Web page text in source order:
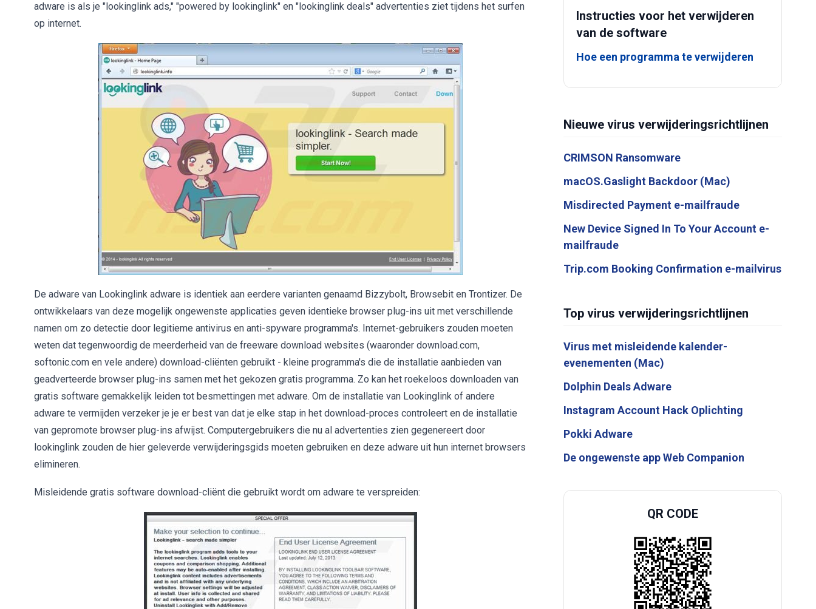
adware is als je "lookinglink ads," "powered by lookinglink" en "lookinglink deals" advertenties ziet tijdens het surfen
op internet.
De adware van Lookinglink adware is identiek aan eerdere varianten genaamd Bizzybolt, Browsebit en Trontizer. De
ontwikkelaars van deze mogelijk ongewenste applicaties geven identieke browser plug-ins uit met verschillende
namen om zo detectie door legitieme antivirus en anti-spyware programma's. Internet-gebruikers zouden moeten
weten dat tegenwoordig de meerderheid van de freeware download websites (waaronder download.com,
softonic.com en vele andere) download-cliënten gebruikt - kleine programma's die de installatie aanbieden van
geadverteerde browser plug-ins samen met het gekozen gratis programma. Zo kan het roekeloos downloaden van
gratis software gemakkelijk leiden tot besmettingen met adware. Om de installatie van Lookinglink of andere
adware te vermijden verzeker je je er best van dat je elke stap in het download-proces controleert en de installatie
van gepromote browser plug-ins afwijst. Computergebruikers die nu al advertenties zien gegenereert door
lookinglink zouden de hier geleverde verwijderingsgids moeten gebruiken en deze adware uit hun internet browsers
elimineren.
Misleidende gratis software download-cliënt die gebruikt wordt om adware te verspreiden:
Instructies voor het verwijderen
van de software
Hoe een programma te verwijderen
Nieuwe virus verwijderingsrichtlijnen
CRIMSON Ransomware
macOS.Gaslight Backdoor (Mac)
Misdirected Payment e-mailfraude
New Device Signed In To Your Account e-
mailfraude
Trip.com Booking Confirmation e-mailvirus
Top virus verwijderingsrichtlijnen
Virus met misleidende kalender-
evenementen (Mac)
Dolphin Deals Adware
Instagram Account Hack Oplichting
Pokki Adware
De ongewenste app Web Companion
QR CODE